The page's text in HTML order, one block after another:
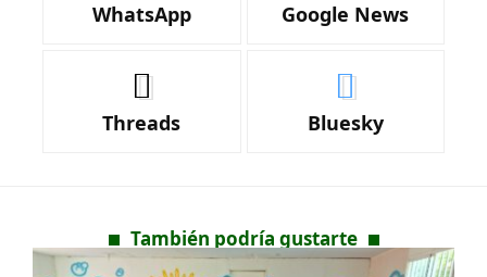
WhatsApp Google News
Threads Bluesky
También podría gustarte